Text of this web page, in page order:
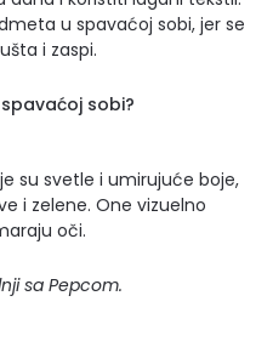
u spavaćoj sobi, jer se
i zaspi.
sobi?
su svetle i umirujuće boje,
i zelene. One vizuelno
oči.
sa Pepcom.